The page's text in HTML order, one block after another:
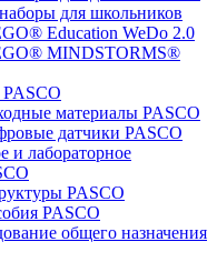
для школьников
Education WeDo 2.0
MINDSTORMS®
материалы PASCO
датчики PASCO
и лабораторное
PASCO
PASCO
общего назначения